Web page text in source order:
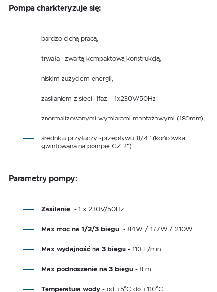
Pompa charkteryzuje się:
bardzo cichą pracą,
trwała i zwartą kompaktową konstrukcją,
niskim zużyciem energii,
zasilaniem z sieci 1faz. 1x230V/50Hz
znormalizowanymi wymiarami montażowymi (180mm),
średnicą przyłączy -przepływu 11/4" (końcówka
gwintowana na pompie GZ 2").
Parametry pompy:
Zasilanie - 1 x 230V/50Hz
Max moc na 1/2/3 biegu - 84W / 177W / 210W
Max wydajność na 3 biegu - 110 L/min
Max podnoszenie na 3 biegu - 8 m
Temperatura wody - od +5°C do +110°C